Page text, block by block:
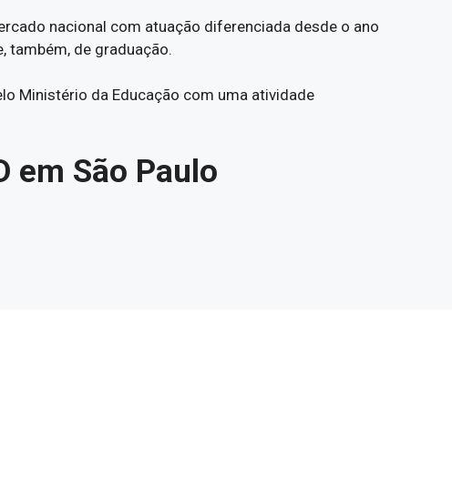
nacional com atuação diferenciada desde o ano
também, de graduação.
Ministério da Educação com uma atividade
em São Paulo